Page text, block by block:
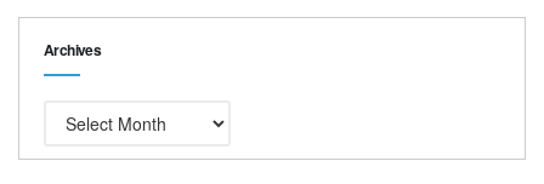
Archives